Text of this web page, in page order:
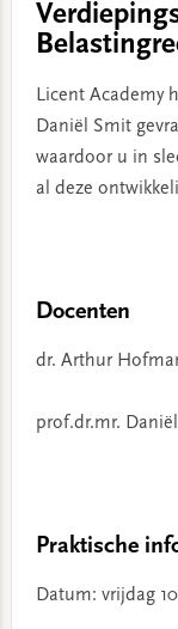
Licent Academy
Daniël Smit
waardoor u in
al deze
Docenten
dr. Arthur
prof.dr.mr.
Praktische
Datum: vrijdag